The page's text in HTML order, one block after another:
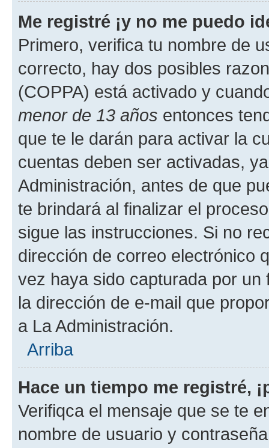
Me registré ¡y no me puedo
Primero, verifica tu nombre de
correcto, hay dos posibles
(COPPA) está activado y
menor de 13 años entonces
que te le darán para activar la
cuentas deben ser activadas,
Administración, antes de que
te brindará al finalizar el
sigue las instrucciones. Si no
dirección de correo electrónico
vez haya sido capturada por
la dirección de e-mail que
a La Administración.
Arriba
Hace un tiempo me registré,
Verifiqca el mensaje que se te
nombre de usuario y